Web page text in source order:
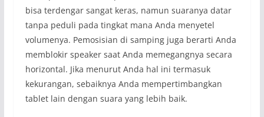
bisa terdengar sangat keras, namun suaranya datar
tanpa peduli pada tingkat mana Anda menyetel
volumenya. Pemosisian di samping juga berarti Anda
memblokir speaker saat Anda memegangnya secara
horizontal. Jika menurut Anda hal ini termasuk
kekurangan, sebaiknya Anda mempertimbangkan
tablet lain dengan suara yang lebih baik.